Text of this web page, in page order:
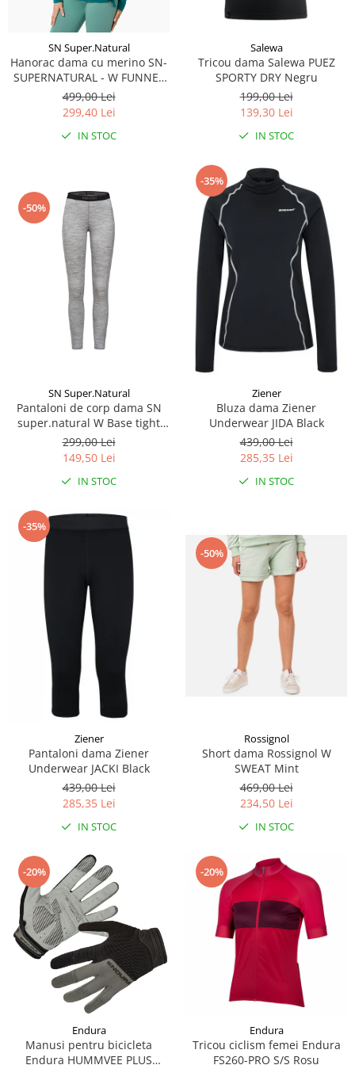
SN Super.Natural
Hanorac dama cu merino SN-
SUPERNATURAL - W FUNNEL
HOODIE Pacific
499,00 Lei
299,40 Lei
IN STOC
Salewa
Tricou dama Salewa PUEZ
SPORTY DRY Negru
199,00 Lei
139,30 Lei
IN STOC
-50%
SN Super.Natural
Pantaloni de corp dama SN
super.natural W Base tight
175 Ash melange
299,00 Lei
149,50 Lei
IN STOC
-35%
Ziener
Bluza dama Ziener
Underwear JIDA Black
439,00 Lei
285,35 Lei
IN STOC
-35%
Ziener
Pantaloni dama Ziener
Underwear JACKI Black
439,00 Lei
285,35 Lei
IN STOC
-50%
Rossignol
Short dama Rossignol W
SWEAT Mint
469,00 Lei
234,50 Lei
IN STOC
-20%
Endura
Manusi pentru bicicleta
Endura HUMMVEE PLUS
-20%
Endura
Tricou ciclism femei Endura
FS260-PRO S/S Rosu